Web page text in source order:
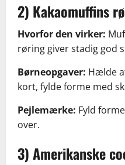
2) Kakaomuffins
Hvorfor den virker:
røring giver stadig god
Børneopgaver: Hælde
kort, fylde forme med
Pejlemærke: Fyld
over.
3) Amerikanske